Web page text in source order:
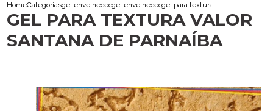
HomeCategoriasgel envelhecedorgel envelhecedor para artesanato
gel para textura valor santana de
GEL PARA TEXTURA VALOR
SANTANA DE PARNAÍBA